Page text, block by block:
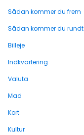
Sådan kommer du frem
Sådan kommer du rundt
Billeje
Indkvartering
Valuta
Mad
Kort
Kultur